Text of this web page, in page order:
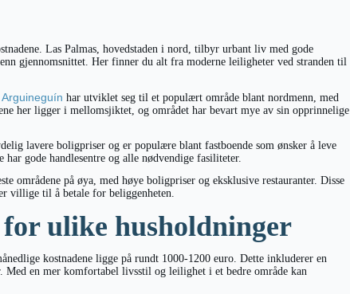
Las Palmas, hovedstaden i nord, tilbyr urbant liv med gode
gjennomsnittet. Her finner du alt fra moderne leiligheter ved stranden til
Arguineguín har utviklet seg til et populært område blant nordmenn, med
her ligger i mellomsjiktet, og området har bevart mye av sin opprinnelige
lavere boligpriser og er populære blant fastboende som ønsker å leve
gode handlesentre og alle nødvendige fasiliteter.
områdene på øya, med høye boligpriser og eksklusive restauranter. Disse
villige til å betale for beliggenheten.
ulike husholdninger
kostnadene ligge på rundt 1000-1200 euro. Dette inkluderer en
en mer komfortabel livsstil og leilighet i et bedre område kan